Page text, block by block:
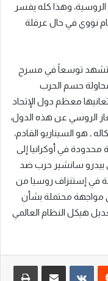
الروسية، وهذا كله يفسر
نووي في حال عرقلة
ستشهد توسعاً في مسرح
حسم الحرب
معظم دول الإتحاد
الروسي عن هذه الدول،
ـ هو السيناريو القادم،
في أوكرانيا إلى
بيدرو سانشير حرب ضد
في إستنزاف روسيا من
مواجهة محتملة بشأن
هيكل النظام العالمي
‏VKontakte